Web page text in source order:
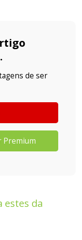
de ser
Premium
estes da